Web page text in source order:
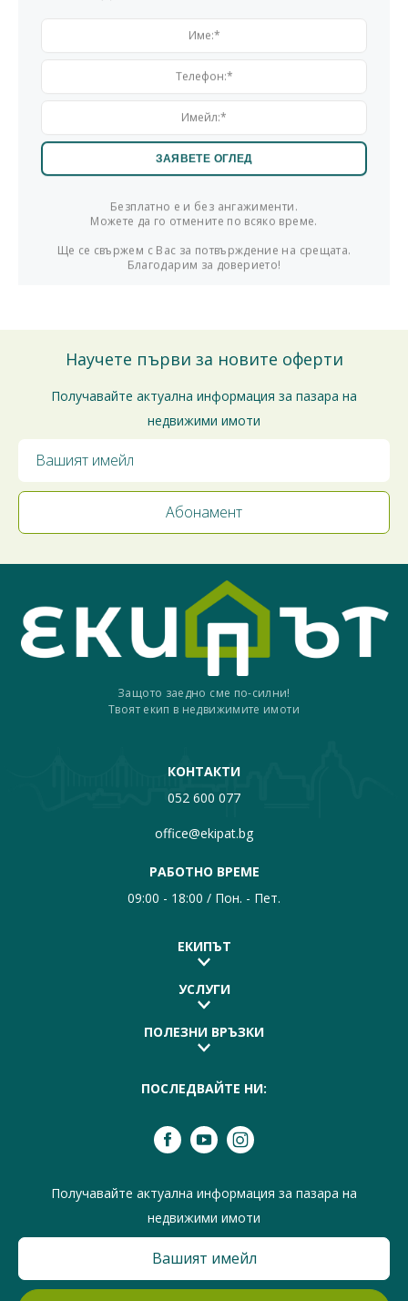
Безплатно е и без ангажименти.
Можете да го отмените по всяко време.
Ще се свържем с Вас за потвърждение на срещата.
Благодарим за доверието!
Научете първи за новите оферти
Получавайте актуална информация за пазара на
недвижими имоти
Защото заедно сме по-силни!
Твоят екип в недвижимите имоти
КОНТАКТИ
052 600 077
office@ekipat.bg
РАБОТНО ВРЕМЕ
09:00 - 18:00 / Пон. - Пет.
ЕКИПЪТ
УСЛУГИ
ПОЛЕЗНИ ВРЪЗКИ
ПОСЛЕДВАЙТЕ НИ:
Получавайте актуална информация за пазара на
недвижими имоти